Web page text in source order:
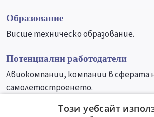
Образование
Висше техническо образование.
Потенциални работодатели
Авиокомпании, компании в сферата
самолетостроенето.
Този уебсайт